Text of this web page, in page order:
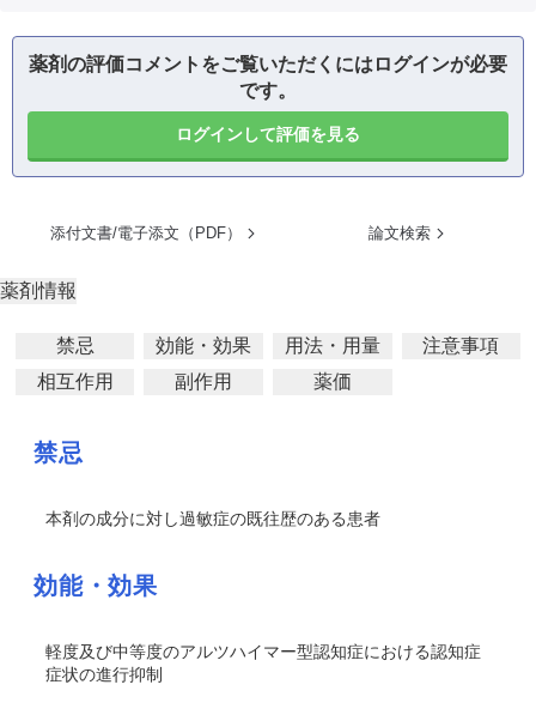
薬剤の評価コメントをご覧いただくにはログインが必要
です。
ログインして評価を見る
添付文書/電子添文（PDF） 論文検索
薬剤情報
禁忌 効能・効果 用法・用量
注意事項
相互作用
副作用 薬価
禁忌
本剤の成分に対し過敏症の既往歴のある患者
効能・効果
軽度及び中等度のアルツハイマー型認知症における認知症
症状の進行抑制